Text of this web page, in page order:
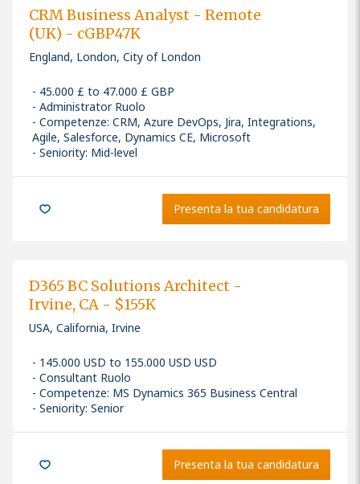
CRM Business Analyst - Remote
(UK) - cGBP47K
England, London, City of London
45.000 £ to 47.000 £ GBP
Administrator Ruolo
Competenze: CRM, Azure DevOps, Jira, Integrations,
Agile, Salesforce, Dynamics CE, Microsoft
Seniority: Mid-level
Presenta la tua candidatura
D365 BC Solutions Architect -
Irvine, CA - $155K
USA, California, Irvine
145.000 USD to 155.000 USD USD
Consultant Ruolo
Competenze: MS Dynamics 365 Business Central
Seniority: Senior
Presenta la tua candidatura